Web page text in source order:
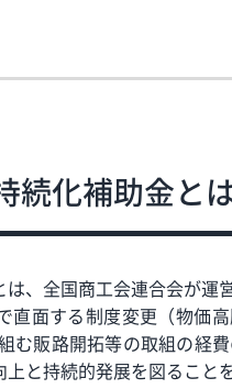
続化補助金と
、全国商工会連合会が運
直面する制度変更（物価
む販路開拓等の取組の経
と持続的発展を図ること